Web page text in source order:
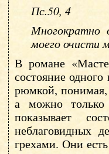
Пс.50, 4
Многократно
моего очисти
В романе
состояние
рюмкой, понимая,
а можно только
показывает
неблаговидных
грехами. Они